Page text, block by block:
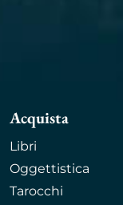
Acquista
Libri
Oggettistica
Tarocchi